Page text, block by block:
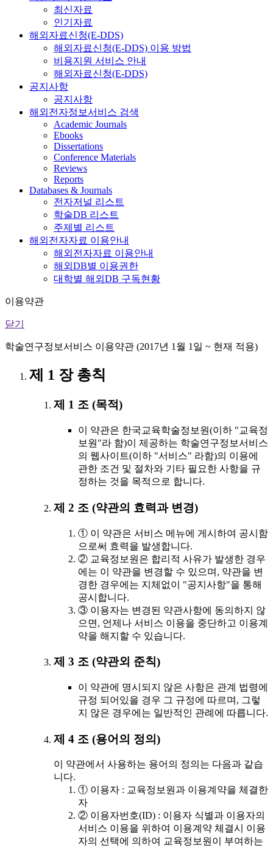
최신자료
인기자료
해외자료신청(E-DDS)
해외자료신청(E-DDS) 이용 방법
비용지원 서비스 안내
해외자료신청(E-DDS)
공지사항
공지사항
해외전자정보서비스 검색
Academic Journals
Ebooks
Dissertations
Conference Materials
Reviews
Reports
Databases & Journals
전자저널 리스트
학술DB 리스트
주제별 리스트
해외전자자료 이용안내
해외전자자료 이용안내
해외DB별 이용권한
대학별 해외DB 구독현황
이용약관
닫기
학술연구정보서비스 이용약관 (2017년 1월 1일 ~ 현재 적용)
제 1 장 총칙
제 1 조 (목적)
이 약관은 한국교육학술정보원(이하 "교육정
보원"라 함)이 제공하는 학술연구정보서비스
의 웹사이트(이하 "서비스" 라함)의 이용에
관한 조건 및 절차와 기타 필요한 사항을 규
정하는 것을 목적으로 합니다.
제 2 조 (약관의 효력과 변경)
① 이 약관은 서비스 메뉴에 게시하여 공시함
으로써 효력을 발생합니다.
② 교육정보원은 합리적 사유가 발생한 경우
에는 이 약관을 변경할 수 있으며, 약관을 변
경한 경우에는 지체없이 "공지사항"을 통해
공시합니다.
③ 이용자는 변경된 약관사항에 동의하지 않
으면, 언제나 서비스 이용을 중단하고 이용계
약을 해지할 수 있습니다.
제 3 조 (약관외 준칙)
이 약관에 명시되지 않은 사항은 관계 법령에
규정 되어있을 경우 그 규정에 따르며, 그렇
지 않은 경우에는 일반적인 관례에 따릅니다.
제 4 조 (용어의 정의)
이 약관에서 사용하는 용어의 정의는 다음과 같습
니다.
① 이용자 : 교육정보원과 이용계약을 체결한
자
② 이용자번호(ID) : 이용자 식별과 이용자의
서비스 이용을 위하여 이용계약 체결시 이용
자의 선택에 의하여 교육정보원이 부여하는